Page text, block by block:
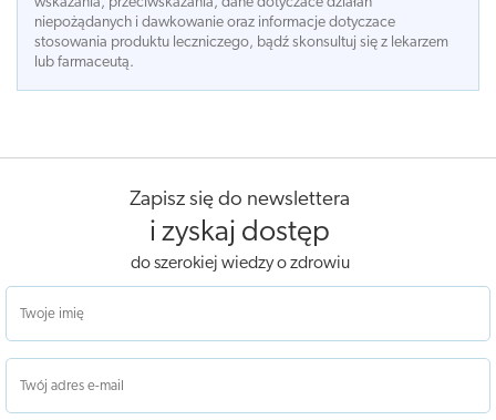
niepożądanych i dawkowanie oraz informacje dotyczace
stosowania produktu leczniczego, bądź skonsultuj się z lekarzem
lub farmaceutą.
Zapisz się do newslettera
i zyskaj dostęp
do szerokiej wiedzy o zdrowiu